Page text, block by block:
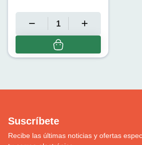
Suscríbete
Recibe las últimas noticias y ofertas